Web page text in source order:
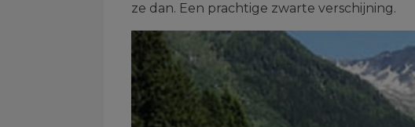
ze dan. Een prachtige zwarte verschijning.